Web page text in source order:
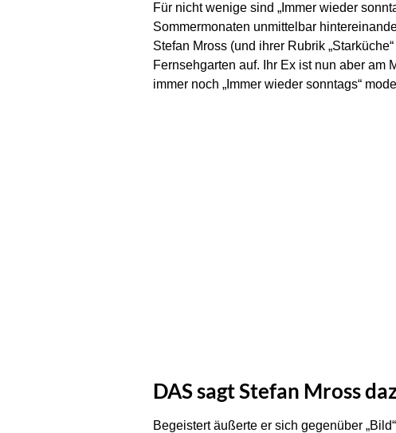
Für nicht wenige sind „Immer wieder
Sommermonaten unmittelbar
Stefan Mross (und ihrer Rubrik
Fernsehgarten auf. Ihr Ex ist nun aber am
immer noch „Immer wieder sonntags“
DAS sagt Stefan Mross
Begeistert äußerte er sich gegenüber